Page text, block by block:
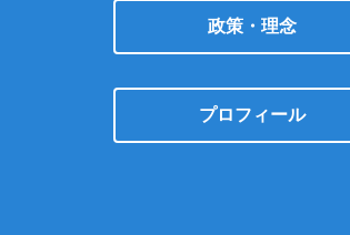
政策・理念
プロフィール